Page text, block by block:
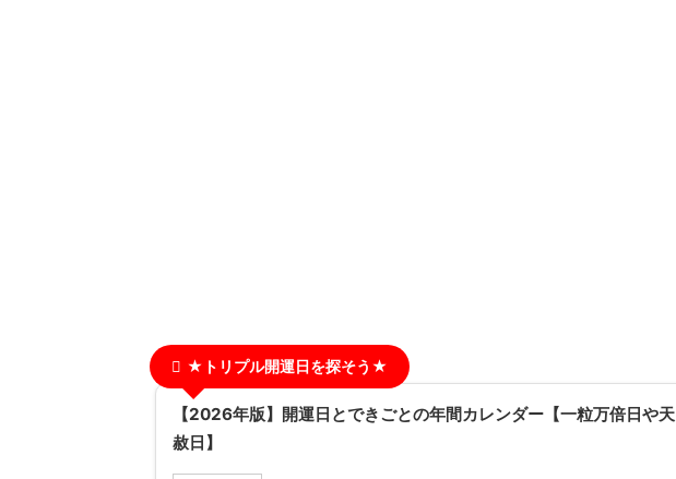
★トリプル開運日を探そう★
【2026年版】開運日とできごとの年間カレンダー【一粒万倍日や天
赦日】